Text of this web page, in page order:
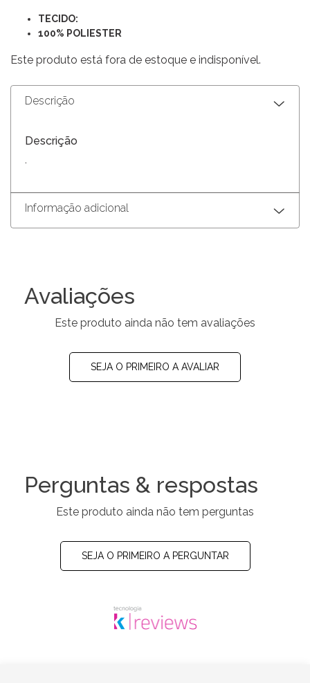
TECIDO:
100% POLIESTER
Este produto está fora de estoque e indisponível.
Descrição
Descrição
.
Informação adicional
Avaliações
Este produto ainda não tem avaliações
SEJA O PRIMEIRO A AVALIAR
Perguntas & respostas
Este produto ainda não tem perguntas
SEJA O PRIMEIRO A PERGUNTAR